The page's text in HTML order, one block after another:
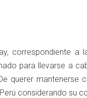
correspondiente a
para llevarse a
querer mantenerse
considerando su